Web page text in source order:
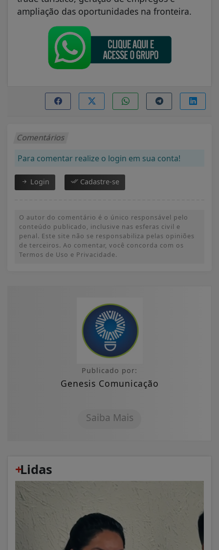
ampliação das oportunidades na fronteira.
Comentários
Para comentar realize o login em sua conta!
Login Cadastre-se
O autor do comentário é o único responsável pelo
conteúdo publicado, inclusive nas esferas civil e
penal. Este site não se responsabiliza pelas opiniões
de terceiros. Ao comentar, você concorda com os
Termos de Uso e Privacidade.
Publicado por:
Genesis Comunicação
Saiba Mais
+
Lidas